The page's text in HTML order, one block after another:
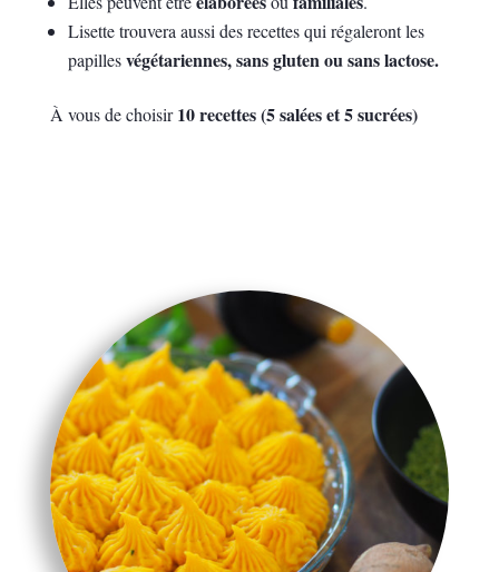
Lisette trouvera aussi des recettes qui régaleront les
papillesvégétariennes, sans gluten ou sans lactose.
À vous de choisir10 recettes (5 salées et 5 sucrées)